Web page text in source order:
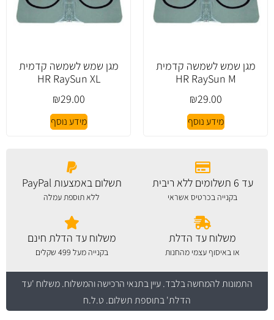
מגן שמש לשמשה קדמית
HR RaySun M
₪29.00
מידע נוסף
מגן שמש לשמשה קדמית
HR RaySun XL
₪29.00
מידע נוסף
עד 6 תשלומים ללא ריבית
בקנייה בכרטיס אשראי
תשלום באמצעות PayPal
ללא תוספת עמלה
משלוח עד הדלת
או באיסוף עצמי מהחנות
משלוח עד הדלת חינם
בקנייה מעל 499 שקלים
התמונות להמחשה בלבד.עיין בתנאי הרכישה והמשלוח. משלוח 'עד
הדלת' בתוספת תשלום. ט.ל.ח